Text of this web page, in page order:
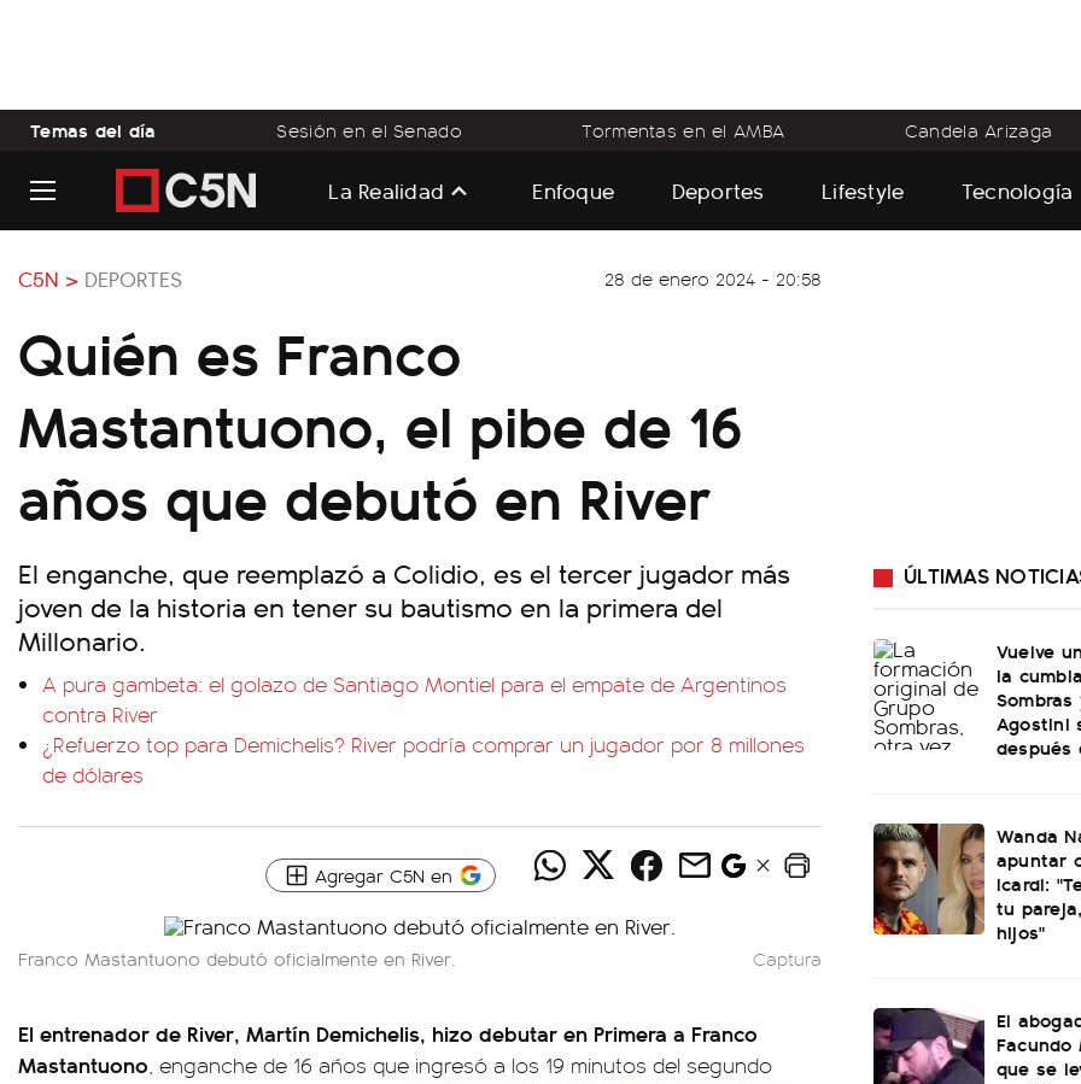
Temas del día Sesión en el Senado Tormentas en el AMBA Candela Arizaga
La Realidad Enfoque Deportes Lifestyle Tecnología
C5N > DEPORTES 28 de enero 2024 - 20:58
Quién es Franco
Mastantuono, el pibe de 16
años que debutó en River
El enganche, que reemplazó a Colidio, es el tercer jugador más
joven de la historia en tener su bautismo en la primera del
Millonario.
A pura gambeta: el golazo de Santiago Montiel para el empate de Argentinos
contra River
¿Refuerzo top para Demichelis? River podría comprar un jugador por 8 millones
de dólares
Agregar C5N en
Franco Mastantuono debutó oficialmente en River. Captura
El entrenador de River, Martín Demichelis, hizo debutar en Primera a Franco
Mastantuono, enganche de 16 años que ingresó a los 19 minutos del segundo
ÚLTIMAS
Vuelve
la
Agostini
después
Wanda
apuntar
Icardi:
tu
hijos"
El
Facundo
que se